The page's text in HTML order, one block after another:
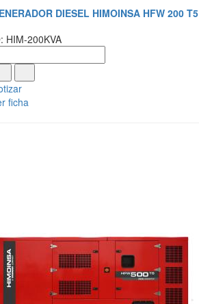
DIESEL HIMOINSA HFW 200 T5
HIM-200KVA
ficha